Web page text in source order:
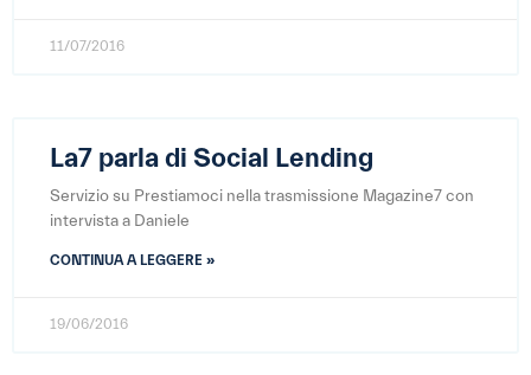
11/07/2016
La7 parla di Social Lending
Servizio su Prestiamoci nella trasmissione Magazine7 con
intervista a Daniele
CONTINUA A LEGGERE »
19/06/2016